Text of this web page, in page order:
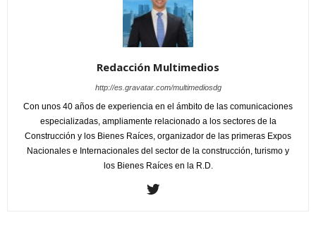
Redacción Multimedios
http://es.gravatar.com/multimediosdg
Con unos 40 años de experiencia en el ámbito de las comunicaciones
especializadas, ampliamente relacionado a los sectores de la
Construcción y los Bienes Raíces, organizador de las primeras Expos
Nacionales e Internacionales del sector de la construcción, turismo y
los Bienes Raíces en la R.D.